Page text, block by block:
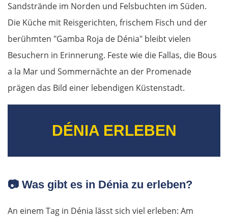
Sandstrände im Norden und Felsbuchten im Süden.
Die Küche mit Reisgerichten, frischem Fisch und der
berühmten "Gamba Roja de Dénia" bleibt vielen
Besuchern in Erinnerung. Feste wie die Fallas, die Bous
a la Mar und Sommernächte an der Promenade
prägen das Bild einer lebendigen Küstenstadt.
DÉNIA ERLEBEN
📷 Was gibt es in Dénia zu erleben?
An einem Tag in Dénia lässt sich viel erleben: Am